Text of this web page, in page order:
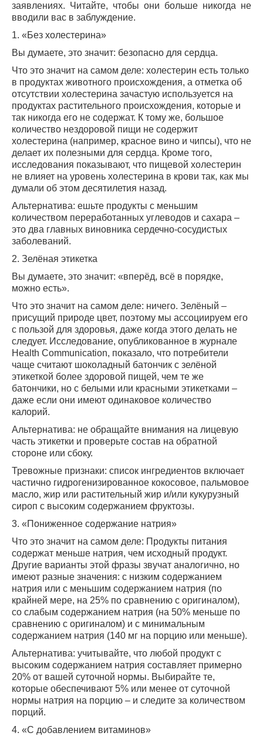
заявлениях. Читайте, чтобы они больше никогда не
вводили вас в заблуждение.
1. «Без холестерина»
Вы думаете, это значит: безопасно для сердца.
Что это значит на самом деле: холестерин есть только
в продуктах животного происхождения, а отметка об
отсутствии холестерина зачастую используется на
продуктах растительного происхождения, которые и
так никогда его не содержат. К тому же, большое
количество нездоровой пищи не содержит
холестерина (например, красное вино и чипсы), что не
делает их полезными для сердца. Кроме того,
исследования показывают, что пищевой холестерин
не влияет на уровень холестерина в крови так, как мы
думали об этом десятилетия назад.
Альтернатива: ешьте продукты с меньшим
количеством переработанных углеводов и сахара –
это два главных виновника сердечно-сосудистых
заболеваний.
2. Зелёная этикетка
Вы думаете, это значит: «вперёд, всё в порядке,
можно есть».
Что это значит на самом деле: ничего. Зелёный –
присущий природе цвет, поэтому мы ассоциируем его
с пользой для здоровья, даже когда этого делать не
следует. Исследование, опубликованное в журнале
Health Communication, показало, что потребители
чаще считают шоколадный батончик с зелёной
этикеткой более здоровой пищей, чем те же
батончики, но с белыми или красными этикетками –
даже если они имеют одинаковое количество
калорий.
Альтернатива: не обращайте внимания на лицевую
часть этикетки и проверьте состав на обратной
стороне или сбоку.
Тревожные признаки: список ингредиентов включает
частично гидрогенизированное кокосовое, пальмовое
масло, жир или растительный жир и/или кукурузный
сироп с высоким содержанием фруктозы.
3. «Пониженное содержание натрия»
Что это значит на самом деле: Продукты питания
содержат меньше натрия, чем исходный продукт.
Другие варианты этой фразы звучат аналогично, но
имеют разные значения: с низким содержанием
натрия или с меньшим содержанием натрия (по
крайней мере, на 25% по сравнению с оригиналом),
со слабым содержанием натрия (на 50% меньше по
сравнению с оригиналом) и с минимальным
содержанием натрия (140 мг на порцию или меньше).
Альтернатива: учитывайте, что любой продукт с
высоким содержанием натрия составляет примерно
20% от вашей суточной нормы. Выбирайте те,
которые обеспечивают 5% или менее от суточной
нормы натрия на порцию – и следите за количеством
порций.
4. «С добавлением витаминов»